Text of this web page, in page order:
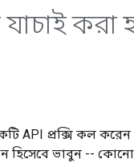
করা
API প্রক্সি কল করেন
হিসেবে ভাবুন --